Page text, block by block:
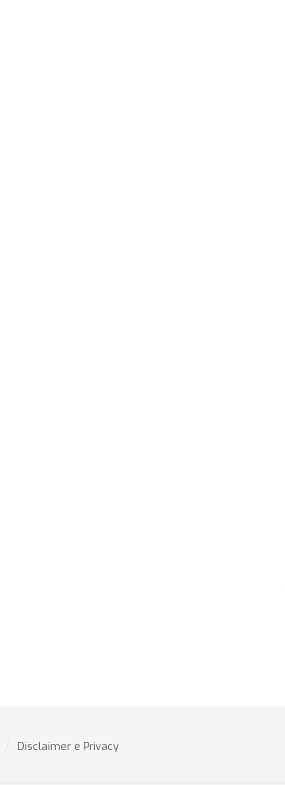
Disclaimer e Privacy